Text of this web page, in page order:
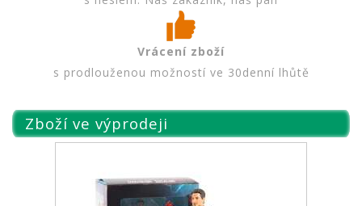
Vrácení zboží
s prodlouženou možností ve 30denní lhůtě
Zboží ve výprodeji